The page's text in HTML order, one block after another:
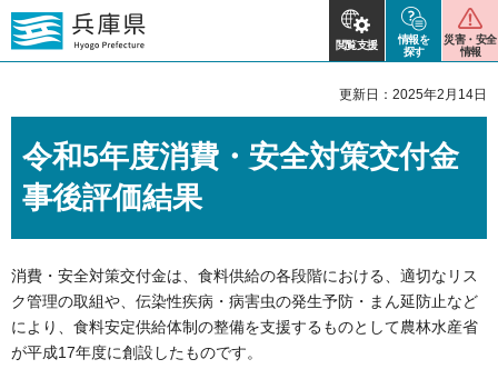
閲覧支援
情報を
探す
災害・安全
情報
更新日：2025年2月14日
令和5年度消費・安全対策交付金
事後評価結果
消費・安全対策交付金は、食料供給の各段階における、適切なリス
ク管理の取組や、伝染性疾病・病害虫の発生予防・まん延防止など
により、食料安定供給体制の整備を支援するものとして農林水産省
が平成17年度に創設したものです。